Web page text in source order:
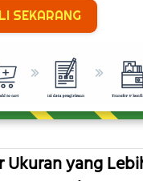
SEKARANG
Ukuran yang